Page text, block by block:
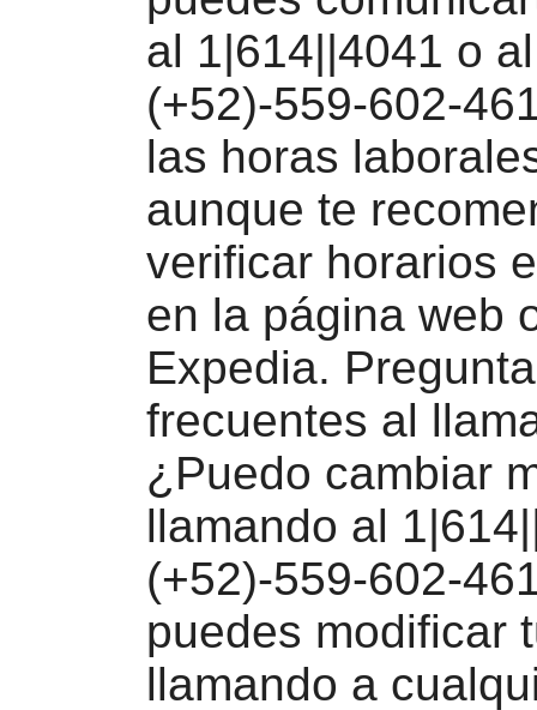
al 1|614||4041 o
(+52)-559-602-
las horas
aunque te
verificar horarios
en la página web
Expedia.
frecuentes al
¿Puedo cambiar
llamando al
(+52)-559-602-
puedes modificar
llamando a